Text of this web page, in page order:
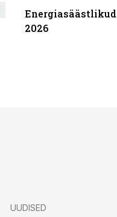
2026
UUDISED